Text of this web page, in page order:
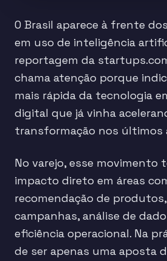
O Brasil aparece à frente
em uso de inteligência
reportagem da
chama atenção porque
mais rápida da tecnologia
digital que já vinha
transformação nos últimos
No varejo, esse movimento
impacto direto em áreas
recomendação de
campanhas, análise de
eficiência operacional. Na
de ser apenas uma aposta